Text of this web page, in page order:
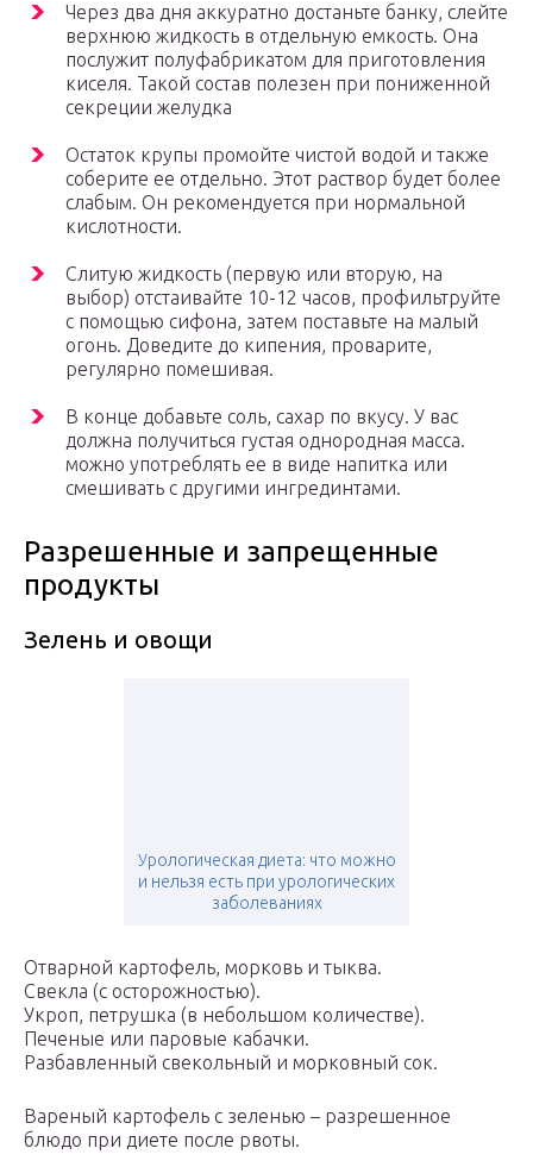
Через два дня аккуратно достаньте банку, слейте
верхнюю жидкость в отдельную емкость. Она
послужит полуфабрикатом для приготовления
киселя. Такой состав полезен при пониженной
секреции желудка
Остаток крупы промойте чистой водой и также
соберите ее отдельно. Этот раствор будет более
слабым. Он рекомендуется при нормальной
кислотности.
Слитую жидкость (первую или вторую, на
выбор) отстаивайте 10-12 часов, профильтруйте
с помощью сифона, затем поставьте на малый
огонь. Доведите до кипения, проварите,
регулярно помешивая.
В конце добавьте соль, сахар по вкусу. У вас
должна получиться густая однородная масса.
можно употреблять ее в виде напитка или
смешивать с другими ингрединтами.
Разрешенные и запрещенные
продукты
Зелень и овощи
Урологическая диета: что можно
и нельзя есть при урологических
заболеваниях
Отварной картофель, морковь и тыква.
Свекла (с осторожностью).
Укроп, петрушка (в небольшом количестве).
Печеные или паровые кабачки.
Разбавленный свекольный и морковный сок.
Вареный картофель с зеленью – разрешенное
блюдо при диете после рвоты.